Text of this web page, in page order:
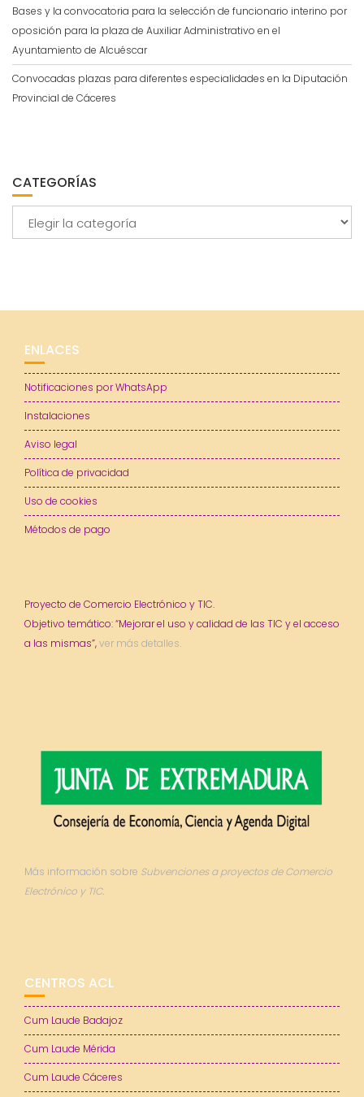
Bases y la convocatoria para la selección de funcionario interino por
oposición para la plaza de Auxiliar Administrativo en el
Ayuntamiento de Alcuéscar
Convocadas plazas para diferentes especialidades en la Diputación
Provincial de Cáceres
CATEGORÍAS
ENLACES
Notificaciones por WhatsApp
Instalaciones
Aviso legal
Política de privacidad
Uso de cookies
Métodos de pago
Proyecto de Comercio Electrónico y TIC.
Objetivo temático: “Mejorar el uso y calidad de las TIC y el acceso
a las mismas”,ver más detalles.
Más información sobre Subvenciones a proyectos de Comercio
Electrónico y TIC.
CENTROS ACL
Cum Laude Badajoz
Cum Laude Mérida
Cum Laude Cáceres